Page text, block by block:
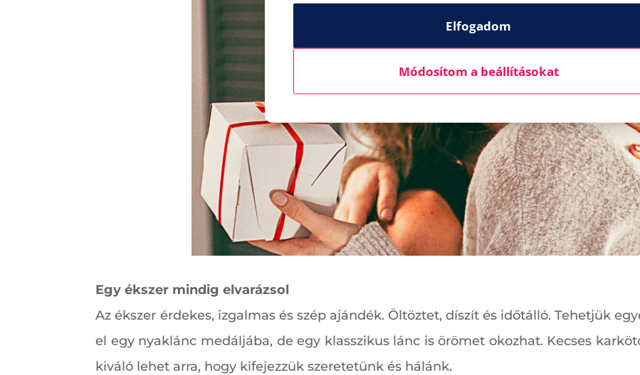
Egy ékszer mindig elvarázsol
Az ékszer érdekes, izgalmas és szép ajándék. Öltöztet, díszít és időtálló. Tehetjük
el egy nyaklánc medáljába, de egy klasszikus lánc is örömet okozhat. Kecses
kiváló lehet arra, hogy kifejezzük szeretetünk és hálánk.
Elfogadom
Módosítom a beállításokat